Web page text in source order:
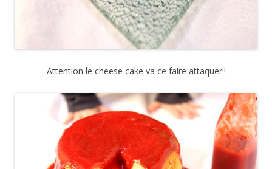
Attention le cheese cake va ce faire attaquer!!